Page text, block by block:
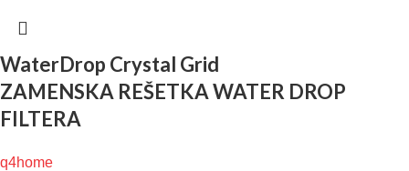
WaterDrop Crystal Grid
ZAMENSKA REŠETKA WATER DROP
FILTERA
q4home